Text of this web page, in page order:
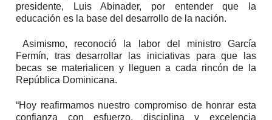
presidente, Luis Abinader, por entender que la
educación es la base del desarrollo de la nación.
Asimismo, reconoció la labor del ministro García
Fermín, tras desarrollar las iniciativas para que las
becas se materialicen y lleguen a cada rincón de la
República Dominicana.
“Hoy reafirmamos nuestro compromiso de honrar esta
confianza con esfuerzo, disciplina y excelencia